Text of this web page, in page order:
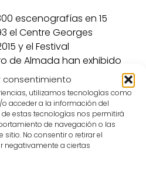
consentimiento
utilizamos tecnologías como
acceder a la información del
estas tecnologías nos permitirá
de navegación o las
No consentir o retirar el
negativamente a ciertas
escenografías en 15
el Centre Georges
y el Festival
de Almada han exhibido
de su obra. En 1995 es
del jurado mundial de la
y Arquitectura Teatral
formativas y seminarios
instituciones en Portugal,
Republica Checa, Grecia,